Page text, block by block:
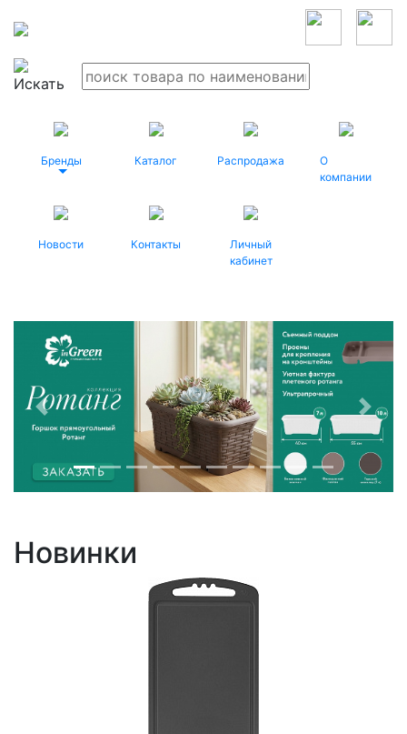
Бренды Каталог Распродажа
О
компании
Новости Контакты
Личный
кабинет
Пред След
Новинки